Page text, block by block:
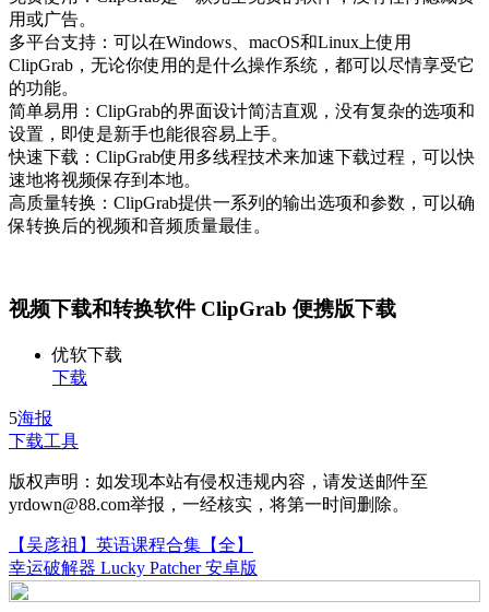
用或广告。
多平台支持：可以在Windows、macOS和Linux上使用
ClipGrab，无论你使用的是什么操作系统，都可以尽情享受它
的功能。
简单易用：ClipGrab的界面设计简洁直观，没有复杂的选项和
设置，即使是新手也能很容易上手。
快速下载：ClipGrab使用多线程技术来加速下载过程，可以快
速地将视频保存到本地。
高质量转换：ClipGrab提供一系列的输出选项和参数，可以确
保转换后的视频和音频质量最佳。
视频下载和转换软件 ClipGrab 便携版下载
优软下载
下载
5海报
下载工具
版权声明：如发现本站有侵权违规内容，请发送邮件至
yrdown@88.com举报，一经核实，将第一时间删除。
【吴彦祖】英语课程合集【全】
幸运破解器 Lucky Patcher 安卓版